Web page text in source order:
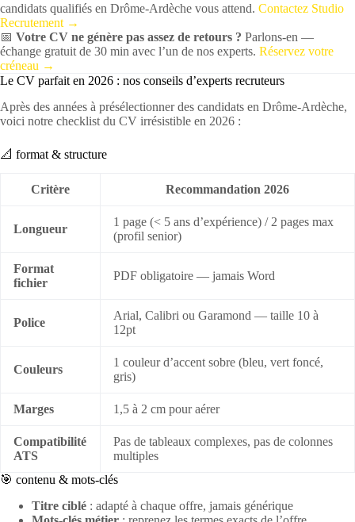
candidats qualifiés en Drôme-Ardèche vous attend. Contactez Studio
Recrutement →
📅 Votre CV ne génère pas assez de retours ? Parlons-en —
échange gratuit de 30 min avec l’un de nos experts. Réservez votre
créneau →
Le CV parfait en 2026 : nos conseils d’experts recruteurs
Après des années à présélectionner des candidats en Drôme-Ardèche,
voici notre checklist du CV irrésistible en 2026 :
📐 format & structure
Critère Recommandation 2026
Longueur
1 page (< 5 ans d’expérience) / 2 pages max
(profil senior)
Format
fichier
PDF obligatoire — jamais Word
Police
Arial, Calibri ou Garamond — taille 10 à
12pt
Couleurs
1 couleur d’accent sobre (bleu, vert foncé,
gris)
Marges 1,5 à 2 cm pour aérer
Compatibilité
ATS
Pas de tableaux complexes, pas de colonnes
multiples
🎯 contenu & mots-clés
Titre ciblé : adapté à chaque offre, jamais générique